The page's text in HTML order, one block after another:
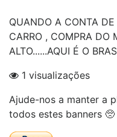
QUANDO A CONTA
CARRO , COMPRA DO
ALTO......AQUI É O
1 visualizações
Ajude-nos a manter a
todos estes banners 🥺